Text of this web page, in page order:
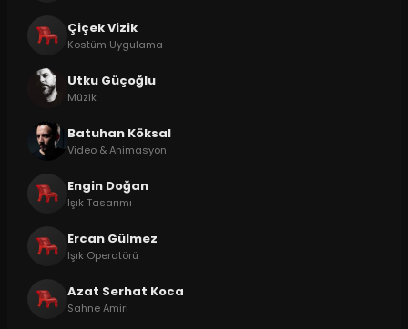
Çiçek Vizik
Kostüm Uygulama
Utku Güçoğlu
Müzik
Batuhan Köksal
Video & Animasyon
Engin Doğan
Işık Tasarımı
Ercan Gülmez
Işık Operatörü
Azat Serhat Koca
Sahne Amiri